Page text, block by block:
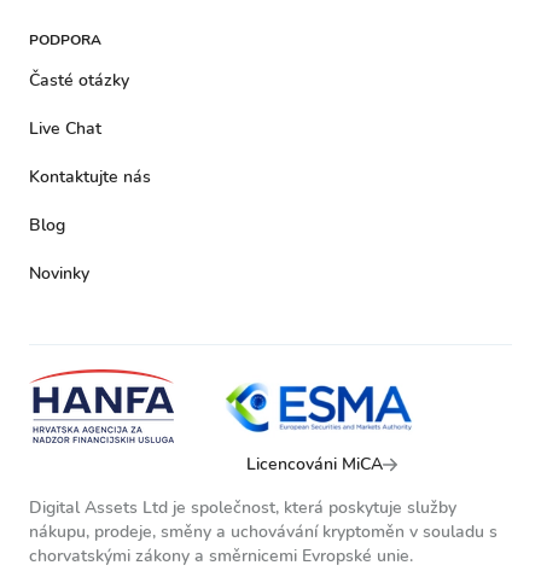
PODPORA
Časté otázky
Live Chat
Kontaktujte nás
Blog
Novinky
Licencováni MiCA
Digital Assets Ltd je společnost, která poskytuje služby
nákupu, prodeje, směny a uchovávání kryptoměn v souladu s
chorvatskými zákony a směrnicemi Evropské unie.